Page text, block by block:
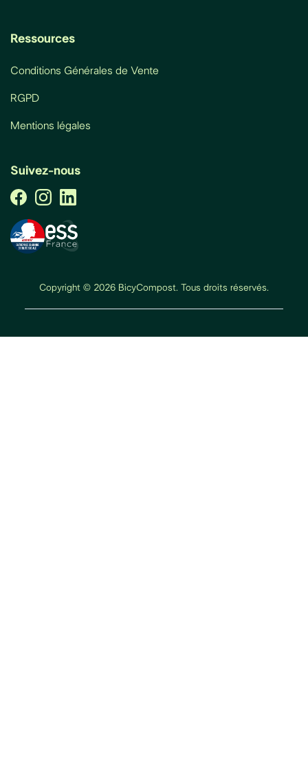
Ressources
Conditions Générales de Vente
RGPD
Mentions légales
Suivez-nous
Copyright © 2026 BicyCompost. Tous droits réservés.